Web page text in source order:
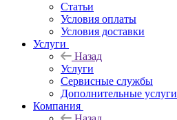
Статьи
Условия оплаты
Условия доставки
Услуги
Назад
Услуги
Сервисные службы
Дополнительные услуги
Компания